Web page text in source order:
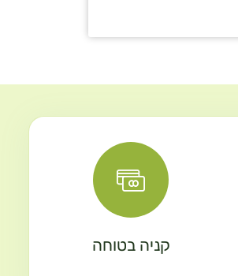
קניה בטוחה